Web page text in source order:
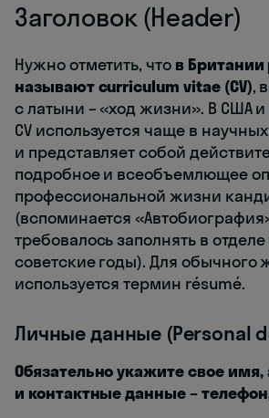
Заголовок (Header)
Нужно отметить, что в
называют curriculum vitae (CV),
с латыни – «ход жизни». В США
CV используется чаще в
и представляет собой
подробное и всеобъемлющее
профессиональной жизни
(вспоминается
требовалось заполнять в
советские годы). Для обычного
используется термин résumé.
Личные данные (Personal
Обязательно укажите свое имя,
и контактные данные –